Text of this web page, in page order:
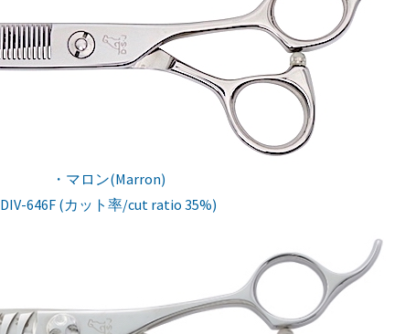
・マロン(Marron)
DIV-646F (カット率/cut ratio 35%)